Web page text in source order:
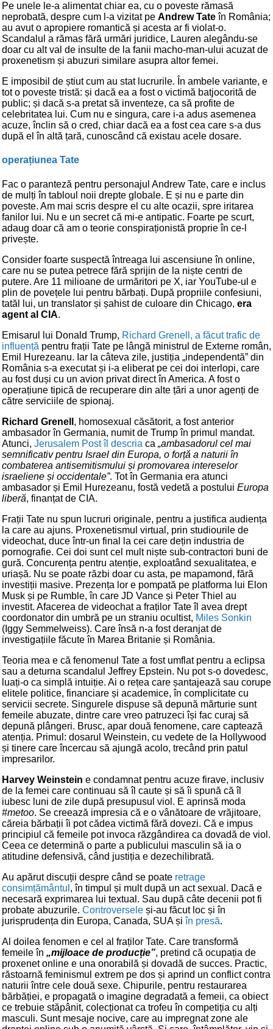
Pe unele le-a alimentat chiar ea, cu o poveste rămasă
neprobată, despre cum l-a vizitat pe Andrew Tateîn România;
au avut o apropiere romantică și acesta ar fi violat-o.
Scandalul a rămas fără urmări juridice, Lauren alegându-se
doar cu alt val de insulte de la fanii macho-man-ului acuzat de
proxenetism și abuzuri similare asupra altor femei.
E imposibil de știut cum au stat lucrurile. În ambele variante, e
tot o poveste tristă: și dacă ea a fost o victimă batjocorită de
public; și dacă s-a pretat să inventeze, ca să profite de
celebritatea lui. Cum nu e singura, care i-a adus asemenea
acuze, înclin să o cred, chiar dacă ea a fost cea care s-a dus
după el în altă țară, cunoscând că existau acele dosare.
operațiunea Tate
Fac o paranteză pentru personajul Andrew Tate, care e inclus
de mulți în tabloul noii drepte globale. E și nu e parte din
poveste. Am mai scris despre el cu alte ocazii, spre iritarea
fanilor lui. Nu e un secret că mi-e antipatic. Foarte pe scurt,
adaug doar că am o teorie conspiraționistă proprie în ce-l
privește.
Consider foarte suspectă întreaga lui ascensiune în online,
care nu se putea petrece fără sprijin de la niște centri de
putere. Are 11 milioane de urmăritori pe X, iar YouTube-ul e
plin de povețele lui pentru bărbați. După propriile confesiuni,
tatăl lui, un translator și șahist de culoare din Chicago, era
agent al CIA.
Emisarul lui Donald Trump, Richard Grenell, a făcut trafic de
influență pentru frații Tate pe lângă ministrul de Externe român,
Emil Hurezeanu. Iar la câteva zile, justiția „independentă” din
România s-a executat și i-a eliberat pe cei doi interlopi, care
au fost duși cu un avion privat direct în America. A fost o
operațiune tipică de recuperare din alte țări a unor agenți de
către serviciile de spionaj.
Richard Grenell , homosexual căsătorit, a fost anterior
ambasador în Germania, numit de Trump în primul mandat.
Atunci, Jerusalem Post îl descria ca „ambasadorul cel mai
semnificativ pentru Israel din Europa, o forță a naturii în
combaterea antisemitismului și promovarea intereselor
israeliene și occidentale”. Tot în Germania era atunci
ambasador și Emil Hurezeanu, fostă vedetă a postului Europa
liberă, finanțat de CIA.
Frații Tate nu spun lucruri originale, pentru a justifica audiența
la care au ajuns. Proxenetismul virtual, prin studiourile de
videochat, duce într-un final la cei care dețin industria de
pornografie. Cei doi sunt cel mult niște sub-contractori buni de
gură. Concurența pentru atenție, exploatând sexualitatea, e
uriașă. Nu se poate răzbi doar cu asta, pe mapamond, fără
investiții masive. Prezența lor e pompată pe platforma lui Elon
Musk și pe Rumble, în care JD Vance și Peter Thiel au
investit. Afacerea de videochat a fraților Tate îl avea drept
coordonator din umbră pe un straniu ocultist, Miles Sonkin
(Iggy Semmelweiss). Care însă n-a fost deranjat de
investigațiile făcute în Marea Britanie și România.
Teoria mea e că fenomenul Tate a fost umflat pentru a eclipsa
sau a deturna scandalul Jeffrey Epstein. Nu pot s-o dovedesc,
luați-o ca simplă intuiție. Ai o rețea care șantajează sau corupe
elitele politice, financiare și academice, în complicitate cu
servicii secrete. Singurele dispuse să depună mărturie sunt
femeile abuzate, dintre care vreo patruzeci își fac curaj să
depună plângeri. Brusc, apar două fenomene, care captează
atenția. Primul: dosarul Weinstein, cu vedete de la Hollywood
și tinere care încercau să ajungă acolo, trecând prin patul
impresarilor.
Harvey Weinstein e condamnat pentru acuze firave, inclusiv
de la femei care continuau să îl caute și să îi spună că îl
iubesc luni de zile după presupusul viol. E aprinsă moda
#metoo. Se creează impresia că e o vânătoare de vrăjitoare,
căreia bărbații îi pot cădea victimă fără dovezi. Că e impus
principiul că femeile pot invoca răzgândirea ca dovadă de viol.
Ceea ce determină o parte a publicului masculin să ia o
atitudine defensivă, când justiția e dezechilibrată.
Au apărut discuții despre când se poate retrage
consimțământul , în timpul și mult după un act sexual. Dacă e
necesară exprimarea lui textual. Sau după câte decenii pot fi
probate abuzurile. Controversele și-au făcut loc și în
jurisprudența din Europa, Canada, SUA șiîn presă.
Al doilea fenomen e cel al fraților Tate. Care transformă
femeile în „mijloace de producție”, pretind că ocupația de
proxenet online e una onorabilă și dovadă de succes. Practic,
răstoarnă feminismul extrem pe dos și aprind un conflict contra
naturii între cele două sexe. Chipurile, pentru restaurarea
bărbăției, e propagată o imagine degradată a femeii, ca obiect
ce trebuie stăpânit, colecționat ca trofeu în competiția cu alți
masculi. Sunt mesaje nocive, care au impregnat zone ale